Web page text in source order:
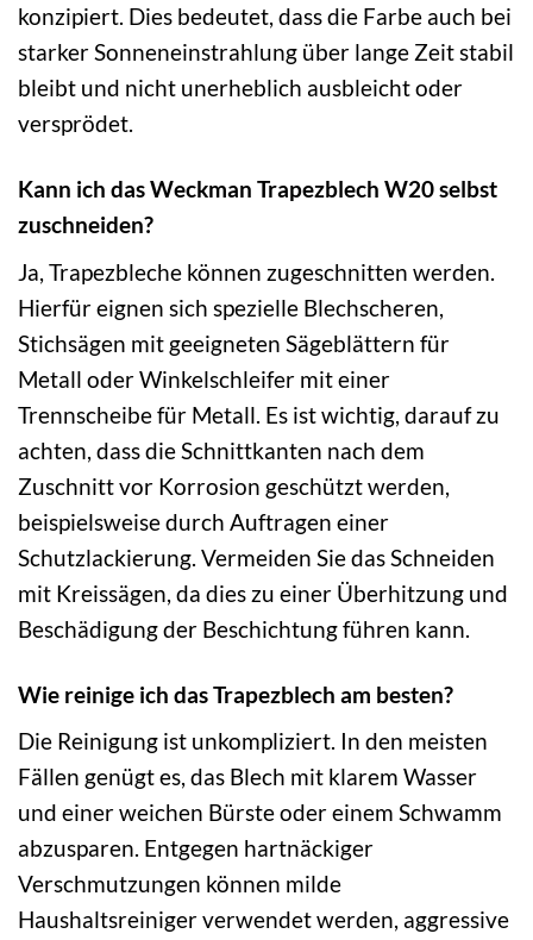
konzipiert. Dies bedeutet, dass die Farbe auch bei
starker Sonneneinstrahlung über lange Zeit stabil
bleibt und nicht unerheblich ausbleicht oder
versprödet.
Kann ich das Weckman Trapezblech W20 selbst
zuschneiden?
Ja, Trapezbleche können zugeschnitten werden.
Hierfür eignen sich spezielle Blechscheren,
Stichsägen mit geeigneten Sägeblättern für
Metall oder Winkelschleifer mit einer
Trennscheibe für Metall. Es ist wichtig, darauf zu
achten, dass die Schnittkanten nach dem
Zuschnitt vor Korrosion geschützt werden,
beispielsweise durch Auftragen einer
Schutzlackierung. Vermeiden Sie das Schneiden
mit Kreissägen, da dies zu einer Überhitzung und
Beschädigung der Beschichtung führen kann.
Wie reinige ich das Trapezblech am besten?
Die Reinigung ist unkompliziert. In den meisten
Fällen genügt es, das Blech mit klarem Wasser
und einer weichen Bürste oder einem Schwamm
abzusparen. Entgegen hartnäckiger
Verschmutzungen können milde
Haushaltsreiniger verwendet werden, aggressive